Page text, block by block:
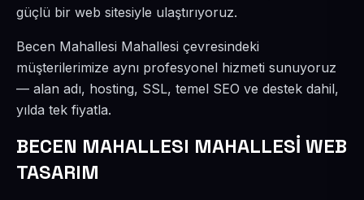
güçlü bir web sitesiyle ulaştırıyoruz.
Becen Mahallesi Mahallesi çevresindeki
müşterilerimize aynı profesyonel hizmeti sunuyoruz
— alan adı, hosting, SSL, temel SEO ve destek dahil,
yılda tek fiyatla.
BECEN MAHALLESI MAHALLESİ WEB
TASARIM